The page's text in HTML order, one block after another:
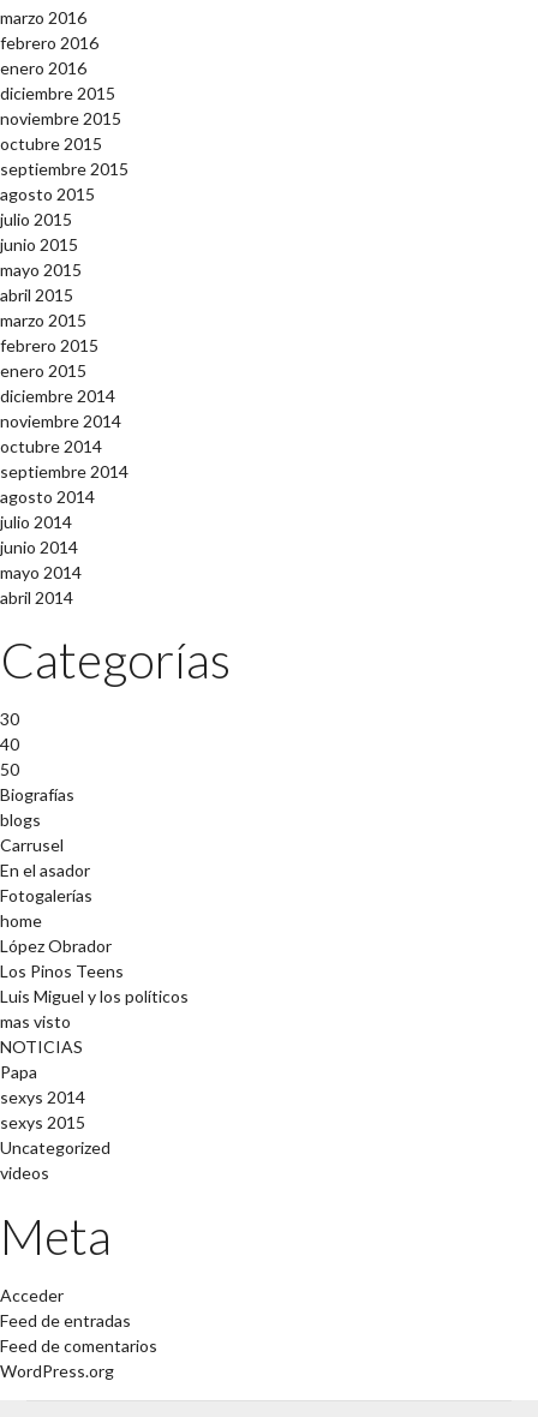
marzo 2016
febrero 2016
enero 2016
diciembre 2015
noviembre 2015
octubre 2015
septiembre 2015
agosto 2015
julio 2015
junio 2015
mayo 2015
abril 2015
marzo 2015
febrero 2015
enero 2015
diciembre 2014
noviembre 2014
octubre 2014
septiembre 2014
agosto 2014
julio 2014
junio 2014
mayo 2014
abril 2014
Categorías
30
40
50
Biografías
blogs
Carrusel
En el asador
Fotogalerías
home
López Obrador
Los Pinos Teens
Luis Miguel y los políticos
mas visto
NOTICIAS
Papa
sexys 2014
sexys 2015
Uncategorized
videos
Meta
Acceder
Feed de entradas
Feed de comentarios
WordPress.org